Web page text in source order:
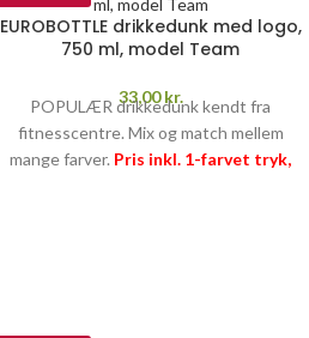
EUROBOTTLE drikkedunk med logo,
750 ml, model Team
33,00kr.
POPULÆR drikkedunk kendt fra
fitnesscentre. Mix og match mellem
mange farver. Pris inkl. 1-farvet tryk,